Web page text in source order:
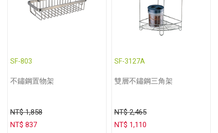
SF-803
不鏽鋼置物架
NT$ 1,858
NT$ 837
SF-3127A
雙層不鏽鋼三角架
NT$ 2,465
NT$ 1,110